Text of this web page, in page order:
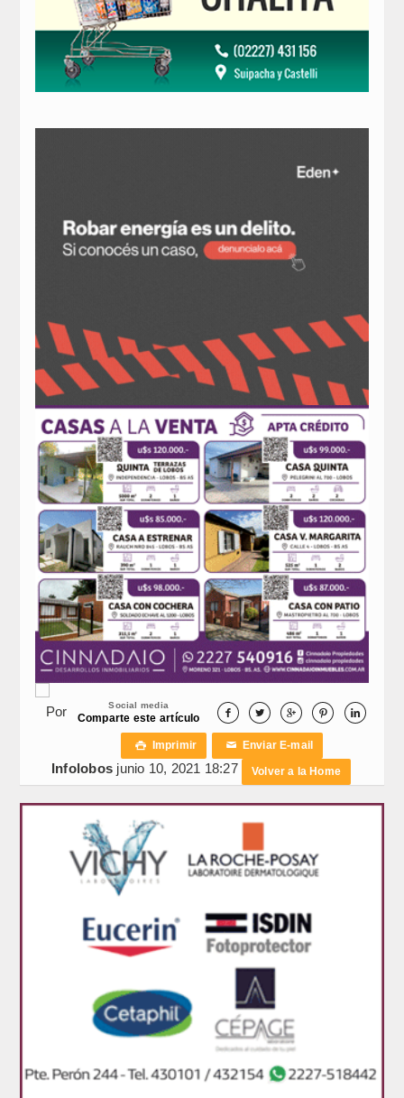
Social media
Comparte este artículo     
 Imprimir ✉ Enviar E-mail
Por
Infolobos junio 10, 2021 18:27 Volver a la Home